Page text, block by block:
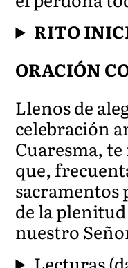
RITO
ORACIÓN
Llenos de
celebración
Cuaresma,
que,
sacramentos
de la
nuestro